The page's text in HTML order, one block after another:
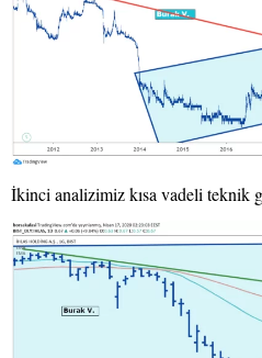
İkinci analizimiz kısa vadeli teknik